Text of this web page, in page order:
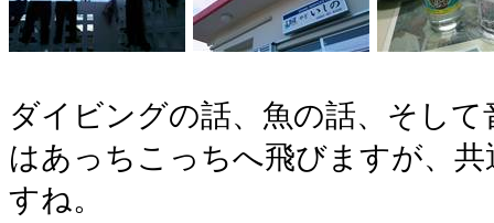
ダイビングの話、魚の話、そして
はあっちこっちへ飛びますが、
すね。